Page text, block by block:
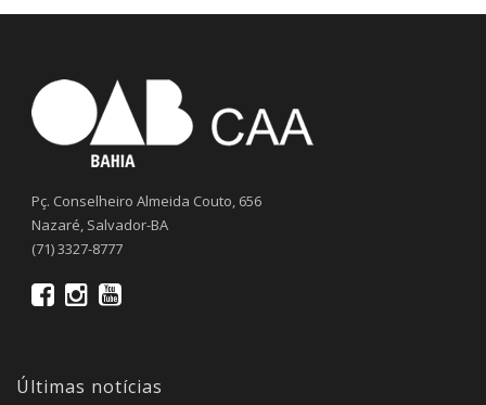
Pç. Conselheiro Almeida Couto, 656
Nazaré, Salvador-BA
(71) 3327-8777
Últimas notícias